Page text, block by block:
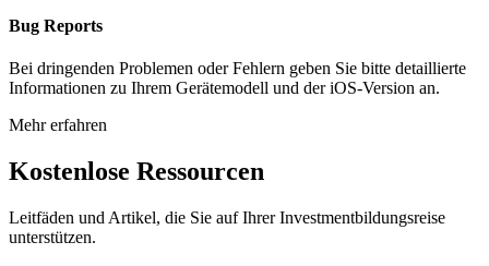
Bug Reports
Bei dringenden Problemen oder Fehlern geben Sie bitte detaillierte
Informationen zu Ihrem Gerätemodell und der iOS-Version an.
Mehr erfahren
Kostenlose Ressourcen
Leitfäden und Artikel, die Sie auf Ihrer Investmentbildungsreise
unterstützen.